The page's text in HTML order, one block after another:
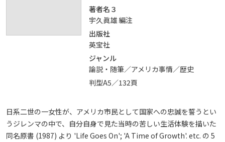
著者名３
宇久眞雄 編注
出版社
英宝社
ジャンル
論説・随筆／アメリカ事情／歴史
判型A5／132頁
日系二世の一女性が、アメリカ市民として国家への忠誠を誓うとい
うジレンマの中で、自分自身で見た当時の苦しい生活体験を描いた
同名原書 (1987) より 'Life Goes On'; 'A Time of Growth'. etc. の 5